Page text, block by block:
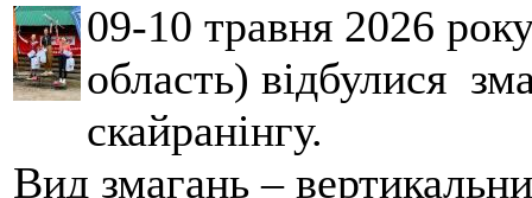
09-10 травня 2026
область) відбулися
скайранінгу.
Вид змагань –